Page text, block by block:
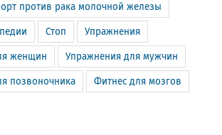
против рака молочной железы
Стоп Упражнения
женщин Упражнения для мужчин
позвоночника Фитнес для мозгов